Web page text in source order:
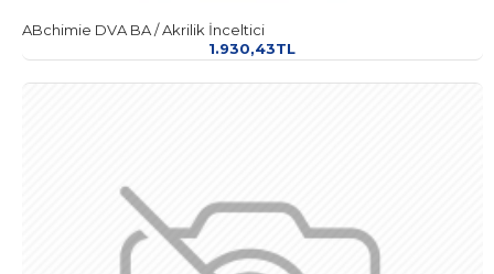
ABchimie DVA BA / Akrilik İnceltici
1.930,43TL